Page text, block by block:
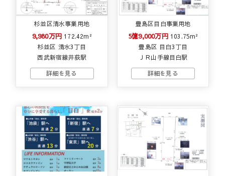
杉並区清水事業用地
9,980万円 172.42m²
杉並区 清水3丁目
西武新宿線井荻駅
豊島区目白事業用地
5億9,000万円 103.75m²
豊島区 目白3丁目
ＪＲ山手線目白駅